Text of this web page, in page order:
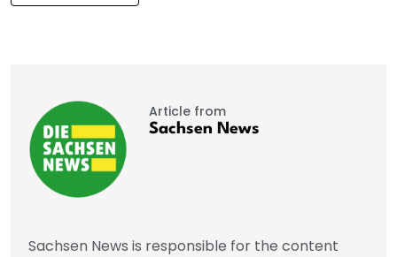
Article from
Sachsen News
Sachsen News is responsible for the content